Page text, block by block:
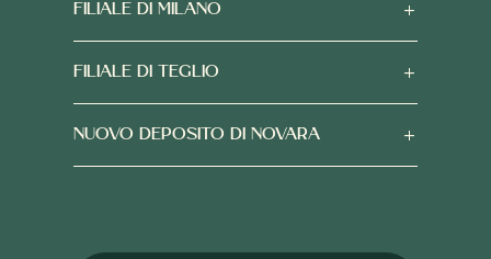
FILIALE DI MILANO
FILIALE DI TEGLIO
NUOVO DEPOSITO DI NOVARA